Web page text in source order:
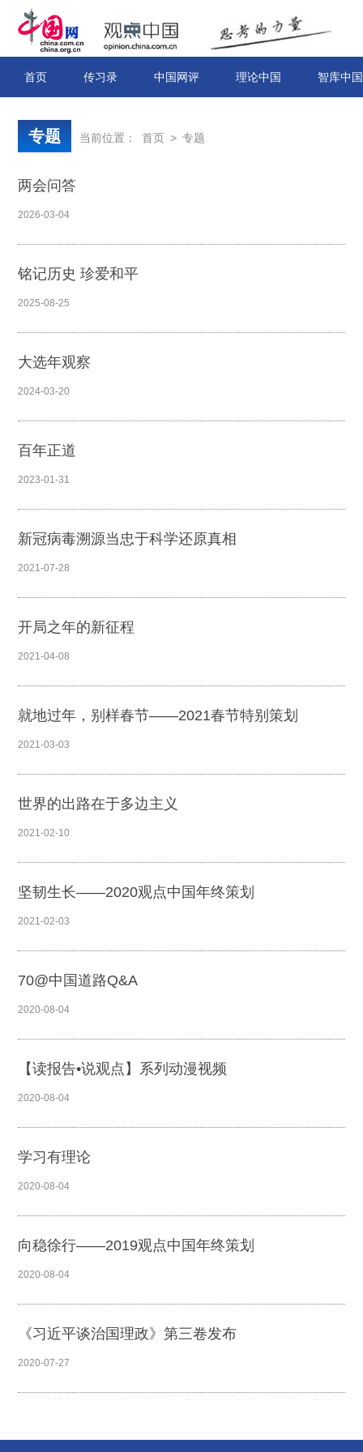
首页 传习录 中国网评 理论中国 智库中国
专题 当前位置： 首页 > 专题
两会问答
2026-03-04
铭记历史 珍爱和平
2025-08-25
大选年观察
2024-03-20
百年正道
2023-01-31
新冠病毒溯源当忠于科学还原真相
2021-07-28
开局之年的新征程
2021-04-08
就地过年，别样春节——2021春节特别策划
2021-03-03
世界的出路在于多边主义
2021-02-10
坚韧生长——2020观点中国年终策划
2021-02-03
70@中国道路Q&A
2020-08-04
【读报告•说观点】系列动漫视频
2020-08-04
学习有理论
2020-08-04
向稳徐行——2019观点中国年终策划
2020-08-04
《习近平谈治国理政》第三卷发布
2020-07-27